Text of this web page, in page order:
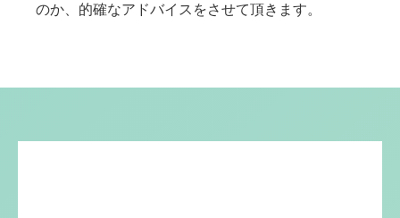
のか、的確なアドバイスをさせて頂きます。